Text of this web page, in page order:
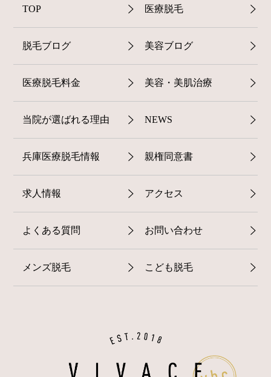
TOP 医療脱毛
脱毛ブログ 美容ブログ
医療脱毛料金 美容・美肌治療
当院が選ばれる理由 NEWS
兵庫医療脱毛情報 親権同意書
求人情報 アクセス
よくある質問 お問い合わせ
メンズ脱毛 こども脱毛